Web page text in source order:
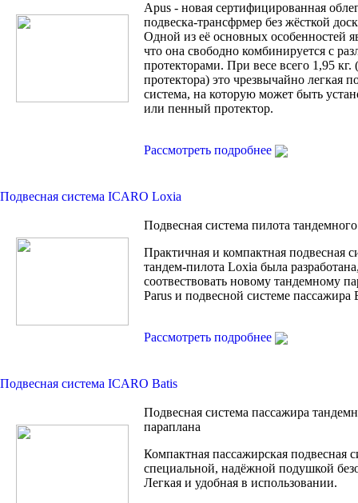
Apus - новая сертифицированная
подвеска-трансфрмер без жёсткой
Одной из её основных особенностей
что она свободно комбинируется с
протекторами. При весе всего 1,95 кг.
протектора) это чрезвычайно легкая
система, на которую может быть
или пенный протектор.
Рассмотреть подробнее
Подвесная система ICARO Loxia
Подвесная система пилота
Практичная и компактная подвесная
тандем-пилота Loxia была
соотвествовать новому тандемному
Parus и подвесной системе пассажира
Рассмотреть подробнее
Подвесная система ICARO Batis
Подвесная система пассажира
параплана
Компактная пассажирская подвесная
специальной, надёжной подушкой
Легкая и удобная в использовании.